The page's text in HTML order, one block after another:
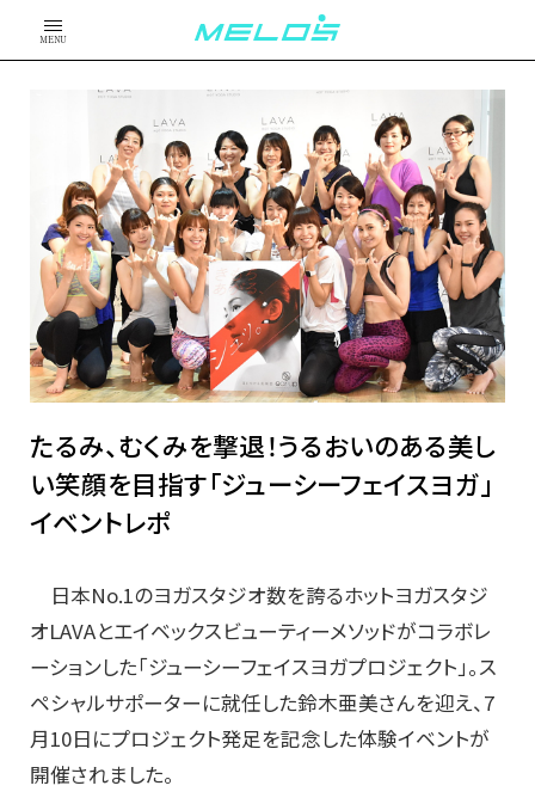
MENU
たるみ、むくみを撃退！うるおいのある美し
い笑顔を目指す「ジューシーフェイスヨガ」
イベントレポ
日本No.1のヨガスタジオ数を誇るホットヨガスタジ
オLAVAとエイベックスビューティーメソッドがコラボレ
ーションした「ジューシーフェイスヨガプロジェクト」。ス
ペシャルサポーターに就任した鈴木亜美さんを迎え、7
月10日にプロジェクト発足を記念した体験イベントが
開催されました。